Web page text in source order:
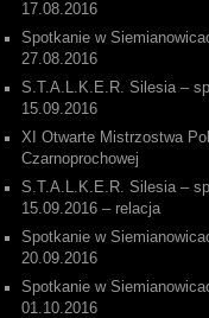
17.08.2016
Spotkanie w
27.08.2016
S.T.A.L.K.E.R. Silesia –
15.09.2016
XI Otwarte Mistrzostwa
Czarnoprochowej
S.T.A.L.K.E.R. Silesia –
15.09.2016 – relacja
Spotkanie w
20.09.2016
Spotkanie w
01.10.2016